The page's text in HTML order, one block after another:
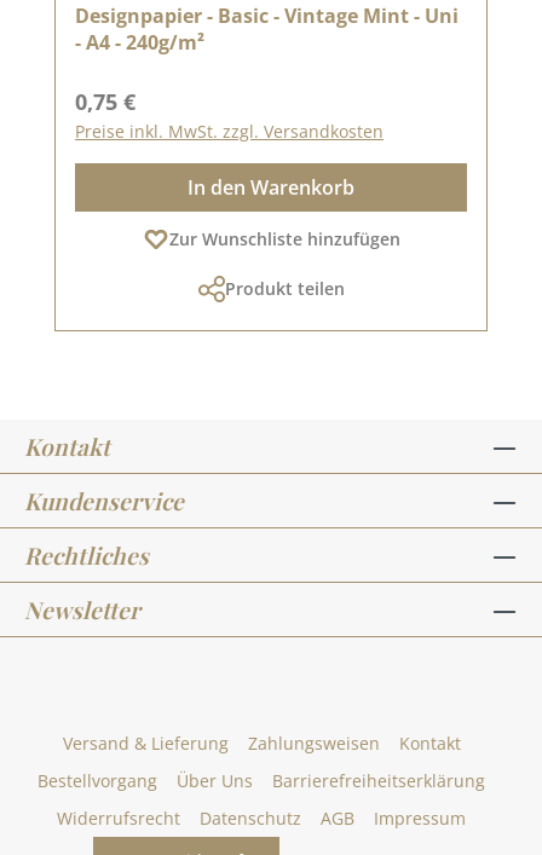
Designpapier - Basic - Vintage Mint - Uni
- A4 - 240g/m²
Regulärer Preis:
0,75 €
Preise inkl. MwSt. zzgl. Versandkosten
In den Warenkorb
Zur Wunschliste hinzufügen
Produkt teilen
Kontakt
Kundenservice
Rechtliches
Newsletter
Versand & Lieferung Zahlungsweisen
Kontakt
Bestellvorgang
Über Uns
Barrierefreiheitserklärung
Widerrufsrecht
Datenschutz AGB
Impressum